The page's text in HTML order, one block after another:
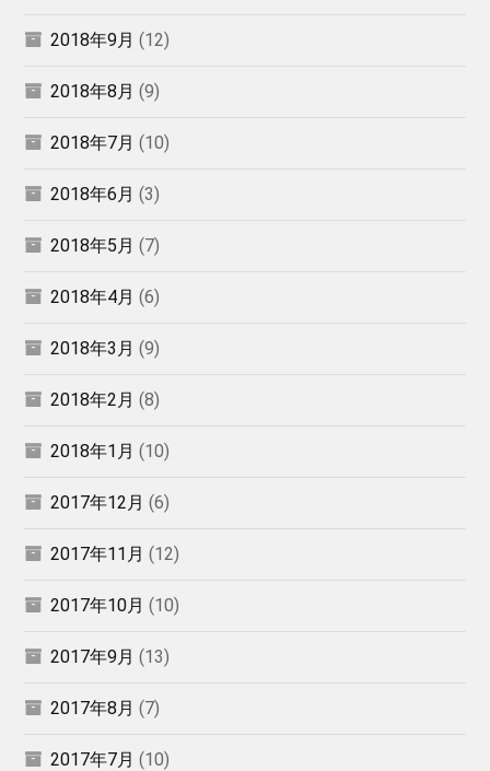
2018年9月 (12)
2018年8月 (9)
2018年7月 (10)
2018年6月 (3)
2018年5月 (7)
2018年4月 (6)
2018年3月 (9)
2018年2月 (8)
2018年1月 (10)
2017年12月 (6)
2017年11月 (12)
2017年10月 (10)
2017年9月 (13)
2017年8月 (7)
2017年7月 (10)